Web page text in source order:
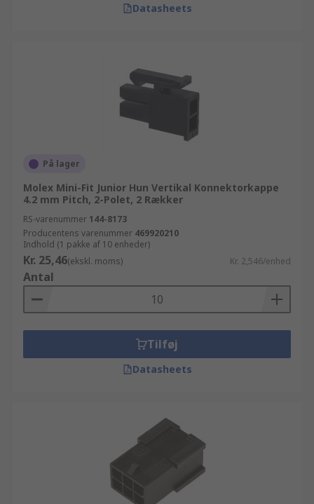
Datasheets
På lager
Molex Mini-Fit Junior Hun Vertikal Konnektorkappe
4.2 mm Pitch, 2-Polet, 2 Rækker
RS-varenummer 144-8173
Producentens varenummer 469920210
Indhold (1 pakke af 10 enheder)
Kr. 25,46(ekskl. moms) Kr. 2,546/enhed
Antal
Tilføj
Datasheets